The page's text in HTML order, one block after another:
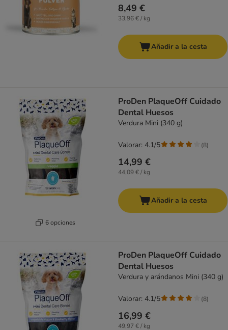
8,49 €
33,96 € / kg
Añadir a la cesta
6 opciones
ProDen PlaqueOff Cuidado
Dental Huesos
Verdura Mini (340 g)
14,99 €
44,09 € / kg
Valorar: 4.1/5 (8)
Añadir a la cesta
ProDen PlaqueOff Cuidado
Dental Huesos
Verdura y arándanos Mini (340 g)
16,99 €
49,97 € / kg
Valorar: 4.1/5 (8)